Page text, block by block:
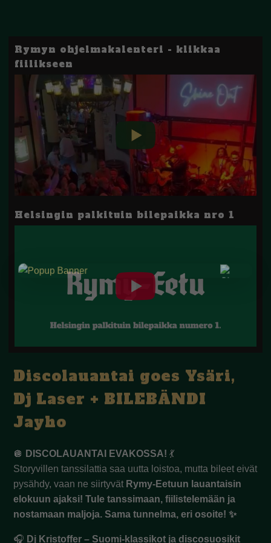
Rymyn ohjelmakalenteri - klikkaa
fiilikseen
Helsingin palkituin bilepaikka nro 1
Discolauantai goes Ysäri,
Dj Laser + BILEBÄNDI
Jayho
🪩 DISCOLAUANTAI EVAKOSSA! 💃
Storyvillen tanssilattia saa uutta loistoa, mutta bileet eivät
pysähdy, vaan ne siirtyvät Rymy-Eetuun lauantaisin
elokuun ajaksi! Tule tanssimaan, fiilistelemään ja
nostamaan maljoja. Sama tunnelma, eri osoite! ✨
🎧 Dj Kristoffer – Suomi-klassikot ja discosuosikit